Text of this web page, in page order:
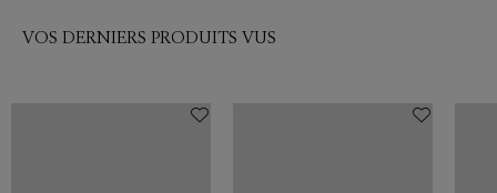
VOS DERNIERS PRODUITS VUS